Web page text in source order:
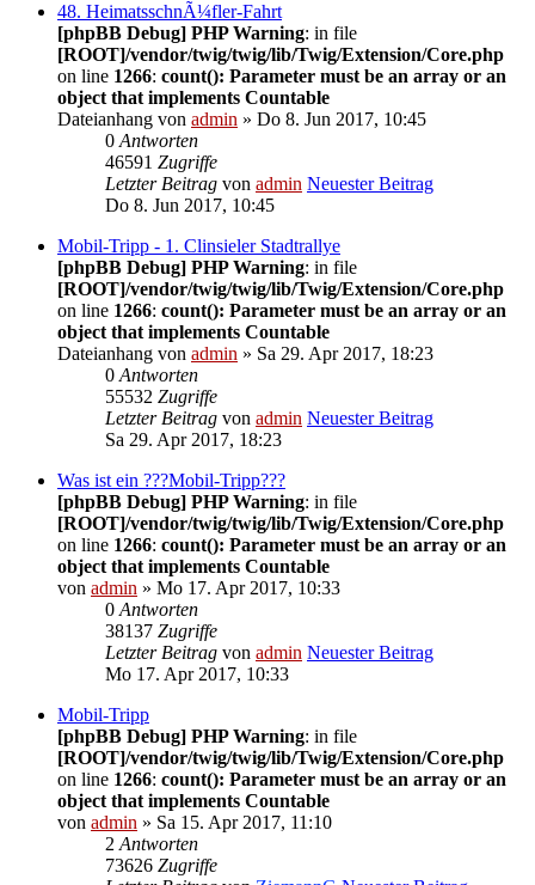
48. HeimatsschnÃ¼fler-Fahrt
[phpBB Debug] PHP Warning: in file
[ROOT]/vendor/twig/twig/lib/Twig/Extension/Core.php
on line 1266: count(): Parameter must be an array or an
object that implements Countable
Dateianhang von admin » Do 8. Jun 2017, 10:45
0 Antworten
46591 Zugriffe
Letzter Beitrag von admin Neuester Beitrag
Do 8. Jun 2017, 10:45
Mobil-Tripp - 1. Clinsieler Stadtrallye
[phpBB Debug] PHP Warning: in file
[ROOT]/vendor/twig/twig/lib/Twig/Extension/Core.php
on line 1266: count(): Parameter must be an array or an
object that implements Countable
Dateianhang von admin » Sa 29. Apr 2017, 18:23
0 Antworten
55532 Zugriffe
Letzter Beitrag von admin Neuester Beitrag
Sa 29. Apr 2017, 18:23
Was ist ein ???Mobil-Tripp???
[phpBB Debug] PHP Warning: in file
[ROOT]/vendor/twig/twig/lib/Twig/Extension/Core.php
on line 1266: count(): Parameter must be an array or an
object that implements Countable
von admin » Mo 17. Apr 2017, 10:33
0 Antworten
38137 Zugriffe
Letzter Beitrag von admin Neuester Beitrag
Mo 17. Apr 2017, 10:33
Mobil-Tripp
[phpBB Debug] PHP Warning: in file
[ROOT]/vendor/twig/twig/lib/Twig/Extension/Core.php
on line 1266: count(): Parameter must be an array or an
object that implements Countable
von admin » Sa 15. Apr 2017, 11:10
2 Antworten
73626 Zugriffe